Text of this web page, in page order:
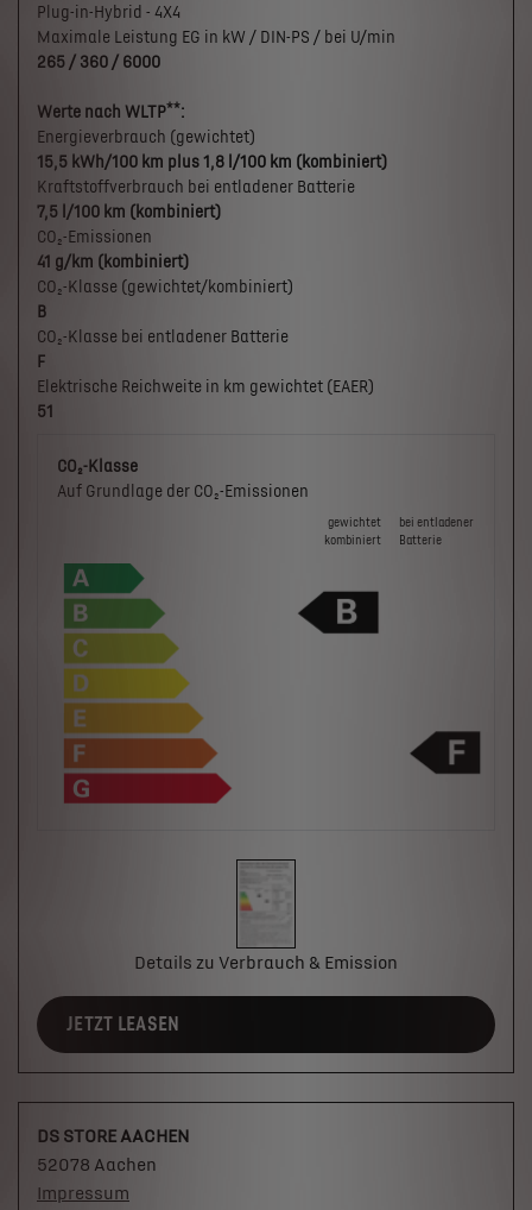
Plug-in-Hybrid - 4X4
Maximale Leistung EG in kW / DIN-PS / bei U/min
265 / 360 / 6000
Werte nach WLTP**:
Energieverbrauch (gewichtet)
15,5 kWh/100 km plus 1,8 l/100 km (kombiniert)
Kraftstoffverbrauch bei entladener Batterie
7,5 l/100 km (kombiniert)
CO₂-Emissionen
41 g/km (kombiniert)
CO₂-Klasse (gewichtet/kombiniert)
B
CO₂-Klasse bei entladener Batterie
F
Elektrische Reichweite in km gewichtet (EAER)
51
CO₂-Klasse
Auf Grundlage der CO₂-Emissionen
gewichtet
kombiniert
bei ent­la­de­ner
Batterie
Details zu Verbrauch & Emission
JETZT LEASEN
DS STORE AACHEN
52078 Aachen
Impressum